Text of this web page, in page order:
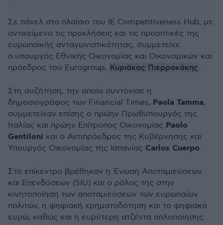
Σε πάνελ στο πλαίσιο του IE Competitiveness Hub, με
αντικείμενο τις προκλήσεις και τις προοπτικές της
ευρωπαϊκής ανταγωνιστικότητας, συμμετείχε
ο υπουργός Εθνικής Οικονομίας και Οικονομικών και
πρόεδρος του Eurogroup, Κυριάκος Πιερρακάκης .
Στη συζήτηση, την οποία συντόνισε η
δημοσιογράφος των Financial Times, Paola Tamma,
συμμετείχαν επίσης ο πρώην Πρωθυπουργός της
Ιταλίας και πρώην Επίτροπος Οικονομίας Paolo
Gentiloni και ο Αντιπρόεδρος της Κυβέρνησης και
Υπουργός Οικονομίας της Ισπανίας Carlos Cuerpo.
Στο επίκεντρο βρέθηκαν η Ένωση Αποταμιεύσεων
και Επενδύσεων (SIU) και ο ρόλος της στην
κινητοποίηση των αποταμιεύσεων των ευρωπαίων
πολιτών, η ψηφιακή χρηματοδότηση και το ψηφιακό
ευρώ, καθώς και η ευρύτερη ατζέντα απλοποίησης